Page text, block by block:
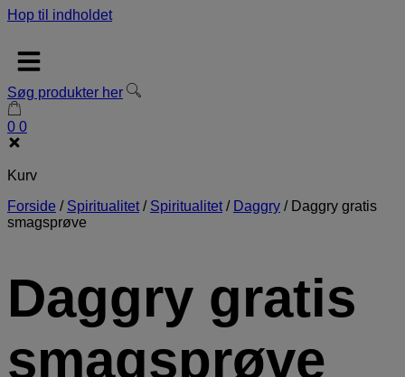
Hop til indholdet
Søg produkter her
0 0
Kurv
Forside / Spiritualitet/ Spiritualitet/ Daggry / Daggry gratis
smagsprøve
Daggry gratis
smagsprøve